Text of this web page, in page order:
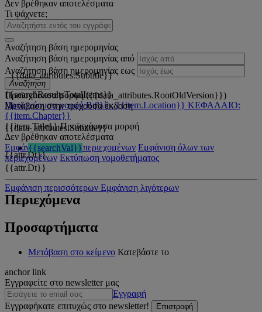
Δεν βρέθηκαν αποτελέσματα
Τι ψάχνετε;
Αναζήτηση βάση ημερομηνίας
Αναζήτηση βάση ημερομηνίας από
Αναζήτηση βάση ημερομηνίας εως
Αναζήτηση
{{searchResultsTotalItems}}
Προϊσχύουσα μορφή Βιβλίο: {{item.Location}} ΚΕΦΑΛΑΙΟ:
{{item.Chapter}}
{{item.Title}} Προϊσχύουσα μορφή
Δεν βρέθηκαν αποτελέσματα
Εμφάνιση όλων των περιεχομένων Εμφάνιση όλων των
περιεχομένων Εκτύπωση νομοθετήματος
{{data_attributes.Subtitle}}
Προϊσχύουσα μορφή ({{data_attributes.RootOldVersion}})
Μετάβαση στην τρέχουσα έκδοση
{{data_attributes.Subtitle}}
{{searchVal}}
{{attr.Dt}}
Εμφάνιση περισσότερων Εμφάνιση λιγότερων
{{attr.Dt}}
Περιεχόμενα
Προσαρτήματα
Μετάβαση στο κείμενο Κατεβάστε το
anchor link
Εγγραφείτε στο newsletter μας
Εγγραφή
Εγγραφήκατε επιτυχώς στο newsletter!
Επιστροφή